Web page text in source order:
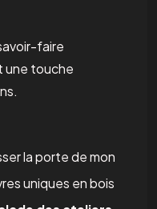
faire
une touche
la porte de mon
uniques en bois